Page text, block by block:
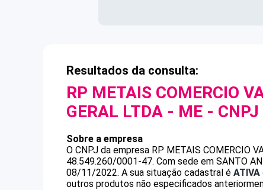
Resultados da consulta:
RP METAIS COMERCIO
GERAL LTDA - ME - CNPJ
Sobre a empresa
O CNPJ da empresa RP METAIS COMERCIO
48.549.260/0001-47. Com sede em SANTO
08/11/2022. A sua situação cadastral é ATIVA
outros produtos não especificados